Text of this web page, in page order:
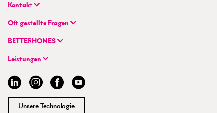
Kontakt
BETTERHOMES Real GmbH
Hauptsitz
Wienerbergstraße 7 / D 2.OG
info@betterhomes.at
Oft gestellte Fragen
FAQ | Immobilie verkaufen/vermieten
FAQ | Einstieg für Maklerprofis
BETTERHOMES
Unternehmen
Hybrides Maklermodell
BETTERHOMES-Erfahrungen
Management
Jobs
Standorte
Leistungen
Immobilie suchen
Immobilie verkaufen/vermieten
Immobilien-Ratgeber
Unsere Technologie